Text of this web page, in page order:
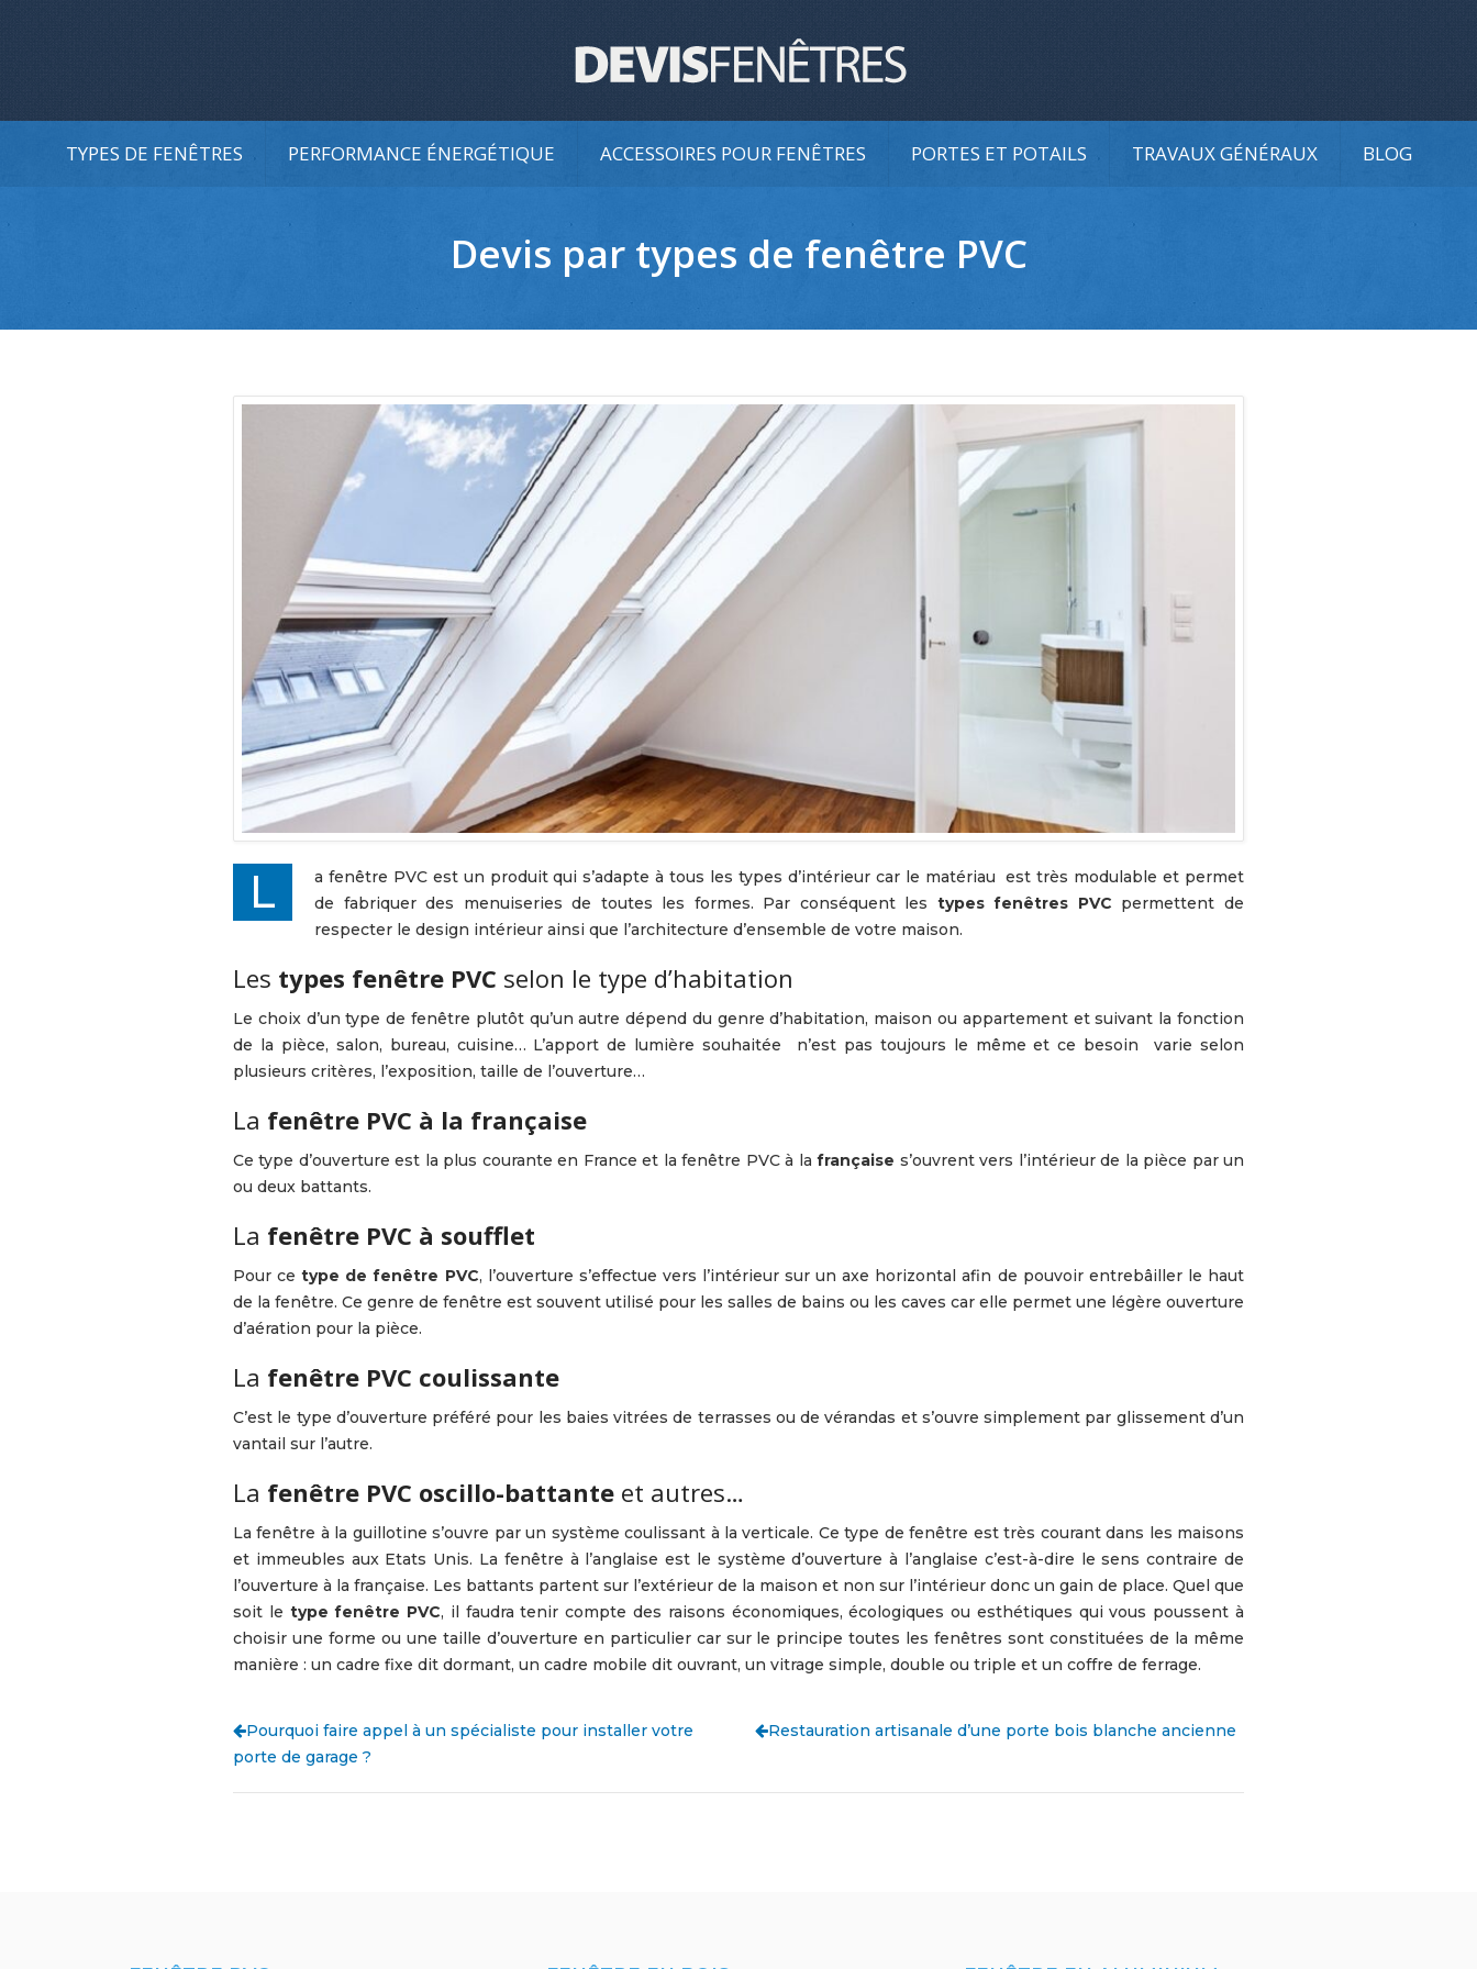
TYPES DE FENÊTRES PERFORMANCE ÉNERGÉTIQUE ACCESSOIRES POUR FENÊTRES PORTES ET POTAILS TRAVAUX GÉNÉRAUX BLOG
Devis par types de fenêtre PVC
La fenêtre PVC est un produit qui s’adapte à tous les types d’intérieur car le matériau est très modulable et permet de fabriquer des menuiseries de toutes les formes. Par conséquent les types fenêtres PVC permettent de
respecter le design intérieur ainsi que l’architecture d’ensemble de votre maison.
Les types fenêtre PVC selon le type d’habitation
Le choix d’un type de fenêtre plutôt qu’un autre dépend du genre d’habitation, maison ou appartement et suivant la fonction
de la pièce, salon, bureau, cuisine… L’apport de lumière souhaitée n’est pas toujours le même et ce besoin varie selon
plusieurs critères, l’exposition, taille de l’ouverture…
La fenêtre PVC à la française
Ce type d’ouverture est la plus courante en France et la fenêtre PVC à lafrançaise s’ouvrent vers l’intérieur de la pièce par un
ou deux battants.
La fenêtre PVC à soufflet
Pour cetype de fenêtre PVC, l’ouverture s’effectue vers l’intérieur sur un axe horizontal afin de pouvoir entrebâiller le haut
de la fenêtre. Ce genre de fenêtre est souvent utilisé pour les salles de bains ou les caves car elle permet une légère ouverture
d’aération pour la pièce.
La fenêtre PVC coulissante
C’est le type d’ouverture préféré pour les baies vitrées de terrasses ou de vérandas et s’ouvre simplement par glissement d’un
vantail sur l’autre.
La fenêtre PVC oscillo-battante et autres…
La fenêtre à la guillotine s’ouvre par un système coulissant à la verticale. Ce type de fenêtre est très courant dans les maisons
et immeubles aux Etats Unis. La fenêtre à l’anglaise est le système d’ouverture à l’anglaise c’est-à-dire le sens contraire de
l’ouverture à la française. Les battants partent sur l’extérieur de la maison et non sur l’intérieur donc un gain de place. Quel que
soit le type fenêtre PVC, il faudra tenir compte des raisons économiques, écologiques ou esthétiques qui vous poussent à
choisir une forme ou une taille d’ouverture en particulier car sur le principe toutes les fenêtres sont constituées de la même
manière : un cadre fixe dit dormant, un cadre mobile dit ouvrant, un vitrage simple, double ou triple et un coffre de ferrage.
Pourquoi faire appel à un spécialiste pour installer votre
porte de garage ?
Restauration artisanale d’une porte bois blanche ancienne